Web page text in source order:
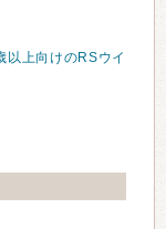
以上向けのRSウイ